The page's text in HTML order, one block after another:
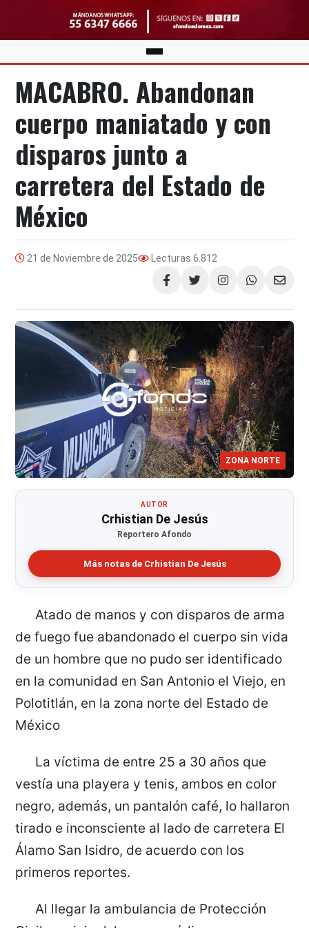
MACABRO. Abandonan
cuerpo maniatado y con
disparos junto a
carretera del Estado de
México
21 de Noviembre de 2025 Lecturas 6.812
Compartir
ZONA NORTE
AUTOR
Crhistian De Jesús
Reportero Afondo
Más notas de Crhistian De Jesús
Atado de manos y con disparos de arma
de fuego fue abandonado el cuerpo sin vida
de un hombre que no pudo ser identificado
en la comunidad en San Antonio el Viejo, en
Polotitlán, en la zona norte del Estado de
México
La víctima de entre 25 a 30 años que
vestía una playera y tenis, ambos en color
negro, además, un pantalón café, lo hallaron
tirado e inconsciente al lado de carretera El
Álamo San Isidro, de acuerdo con los
primeros reportes.
Al llegar la ambulancia de Protección